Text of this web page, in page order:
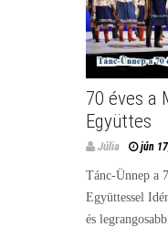
70 éves a
Együttes
Júlia jún
Tánc-Ünnep a
Együttessel
és